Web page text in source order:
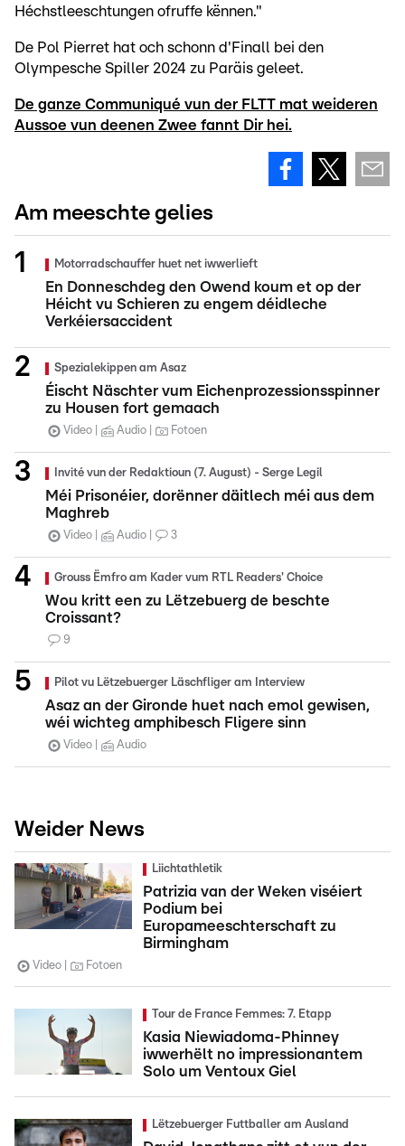
Héchstleeschtungen ofruffe kënnen."
De Pol Pierret hat och schonn d'Finall bei den
Olympesche Spiller 2024 zu Paräis geleet.
De ganze Communiqué vun der FLTT mat weideren
Aussoe vun deenen Zwee fannt Dir hei.
Am meeschte gelies
Motorradschauffer huet net iwwerlieft
En Donneschdeg den Owend koum et op der
Héicht vu Schieren zu engem déidleche
Verkéiersaccident
Spezialekippen am Asaz
Éischt Näschter vum Eichenprozessionsspinner
zu Housen fort gemaach
Video Audio Fotoen
Invité vun der Redaktioun (7. August) - Serge Legil
Méi Prisonéier, dorënner däitlech méi aus dem
Maghreb
Video Audio 3
Grouss Ëmfro am Kader vum RTL Readers' Choice
Wou kritt een zu Lëtzebuerg de beschte
Croissant?
9
Pilot vu Lëtzebuerger Läschfliger am Interview
Asaz an der Gironde huet nach emol gewisen,
wéi wichteg amphibesch Fligere sinn
Video Audio
Weider News
Liichtathletik
Patrizia van der Weken viséiert
Podium bei
Europameeschterschaft zu
Birmingham
Video Fotoen
Tour de France Femmes: 7. Etapp
Kasia Niewiadoma-Phinney
iwwerhëlt no impressionantem
Solo um Ventoux Giel
Lëtzebuerger Futtballer am Ausland